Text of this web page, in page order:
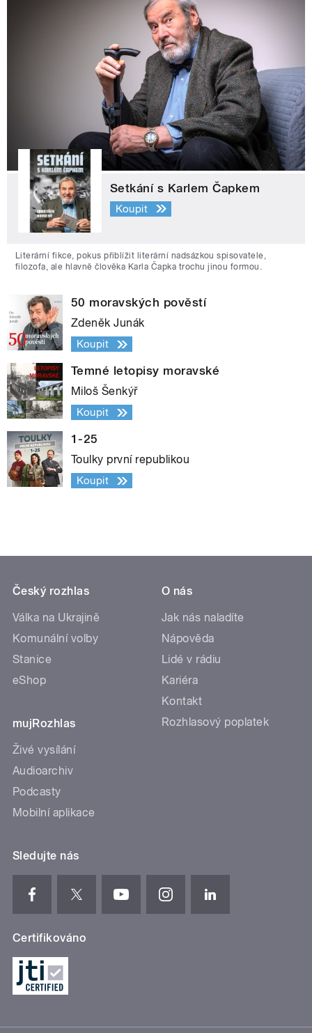
Setkání s Karlem Čapkem
Koupit
Literární fikce, pokus přiblížit literární nadsázkou spisovatele,
filozofa, ale hlavně člověka Karla Čapka trochu jinou formou.
50 moravských pověstí
Zdeněk Junák
Koupit
Temné letopisy moravské
Miloš Šenkýř
Koupit
1-25
Toulky první republikou
Koupit
Český rozhlas
Válka na Ukrajině
Komunální volby
Stanice
eShop
mujRozhlas
Živé vysílání
Audioarchiv
Podcasty
Mobilní aplikace
O nás
Jak nás naladíte
Nápověda
Lidé v rádiu
Kariéra
Kontakt
Rozhlasový poplatek
Sledujte nás
Certifikováno